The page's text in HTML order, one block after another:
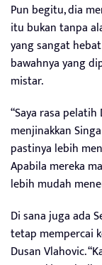
Pun begitu, dia
itu bukan tanpa
yang sangat
bawahnya yang
mistar.
“Saya rasa
menjinakkan
pastinya lebih
Apabila mereka
lebih mudah
Di sana juga ada
tetap mempercai
Dusan Vlahovic.